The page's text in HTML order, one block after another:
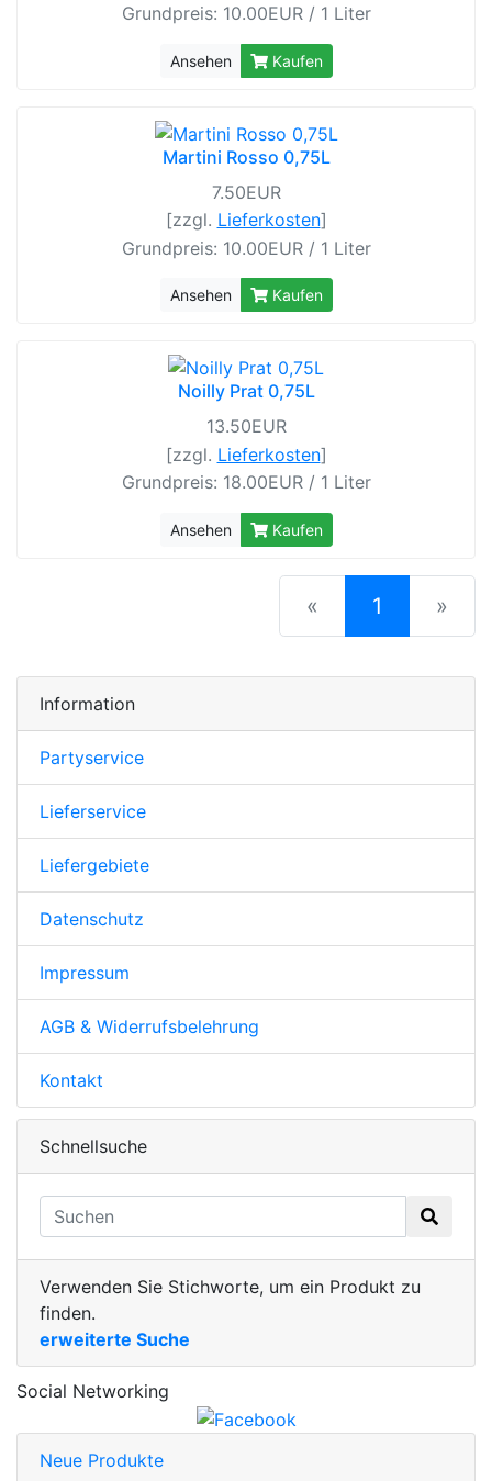
Grundpreis: 10.00EUR / 1 Liter
Ansehen Kaufen
Martini Rosso 0,75L
7.50EUR
[zzgl. Lieferkosten]
Grundpreis: 10.00EUR / 1 Liter
Ansehen Kaufen
Noilly Prat 0,75L
13.50EUR
[zzgl. Lieferkosten]
Grundpreis: 18.00EUR / 1 Liter
Ansehen Kaufen
« 1 (current)
»
Information
Partyservice
Lieferservice
Liefergebiete
Datenschutz
Impressum
AGB & Widerrufsbelehrung
Kontakt
Schnellsuche
Verwenden Sie Stichworte, um ein Produkt zu
finden.
erweiterte Suche
Social Networking
Neue Produkte